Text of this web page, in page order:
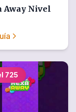
Away Nivel
725